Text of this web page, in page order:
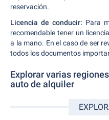
reservación.
Licencia de conducir: Para
recomendable tener un
a la mano. En el caso de ser
todos los documentos
Explorar varias
auto de alquiler